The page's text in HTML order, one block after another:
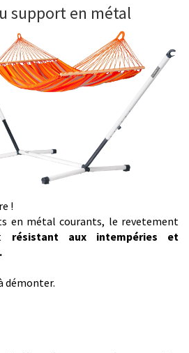
support en métal
!
en métal courants, le revetement
résistant aux intempéries et
démonter.